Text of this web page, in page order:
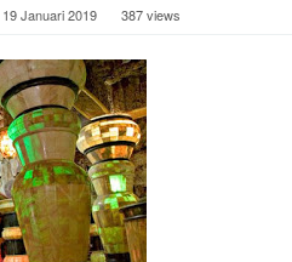
19 Januari 2019 387 views